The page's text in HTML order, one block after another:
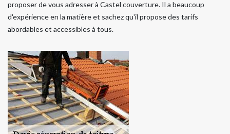
proposer de vous adresser à Castel couverture. Il a beaucoup
d'expérience en la matière et sachez qu'il propose des tarifs
abordables et accessibles à tous.